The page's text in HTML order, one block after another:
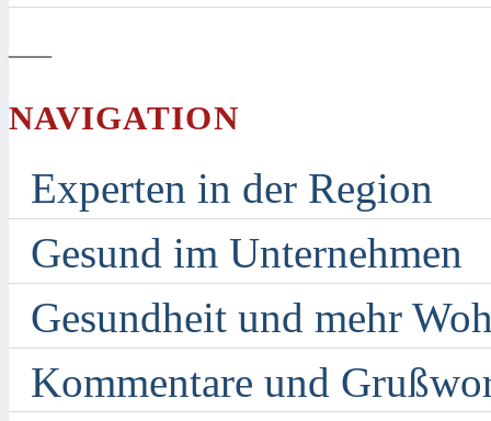
—
NAVIGATION
Experten in der Region
Gesund im Unternehmen
Gesundheit und mehr
Kommentare und